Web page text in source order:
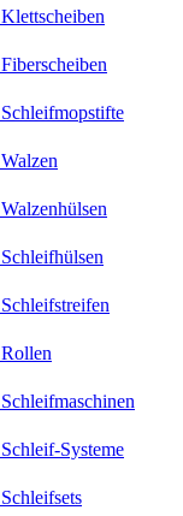
Klettscheiben
Fiberscheiben
Schleifmopstifte
Walzen
Walzenhülsen
Schleifhülsen
Schleifstreifen
Rollen
Schleifmaschinen
Schleif-Systeme
Schleifsets